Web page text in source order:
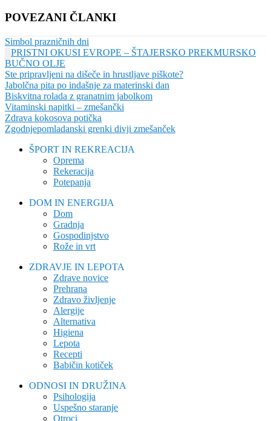
POVEZANI ČLANKI
Simbol prazničnih dni
PRISTNI OKUSI EVROPE – ŠTAJERSKO PREKMURSKO
BUČNO OLJE
Ste pripravljeni na dišeče in hrustljave piškote?
Jabolčna pita po indašnje za materinski dan
Biskvitna rolada z granatnim jabolkom
Vitaminski napitki – zmešančki
Zdrava kokosova potička
Zgodnjepomladanski grenki divji zmešanček
ŠPORT IN REKREACIJA
Oprema
Rekeracija
Potepanja
DOM IN ENERGIJA
Dom
Gradnja
Gospodinjstvo
Rože in vrt
ZDRAVJE IN LEPOTA
Zdrave novice
Prehrana
Zdravo življenje
Alergije
Alternativa
Higiena
Lepota
Recepti
Babičin kotiček
ODNOSI IN DRUŽINA
Psihologija
Uspešno staranje
Otroci